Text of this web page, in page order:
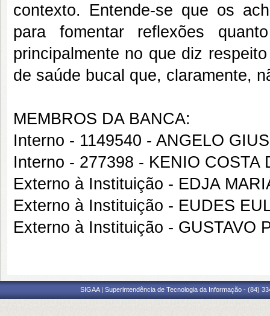
contexto. Entende-se que os
para fomentar reflexões
principalmente no que diz
de saúde bucal que, claramente,
MEMBROS DA BANCA:
Interno - 1149540 - ANGELO
Interno - 277398 - KENIO COSTA
Externo à Instituição - EDJA
Externo à Instituição - EUDES
Externo à Instituição - GUSTAVO
SIGAA | Superintendência de Tecnologia da Informação - (84)